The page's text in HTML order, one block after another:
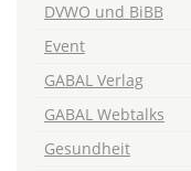
DVWO und BiBB
Event
GABAL Verlag
GABAL Webtalks
Gesundheit